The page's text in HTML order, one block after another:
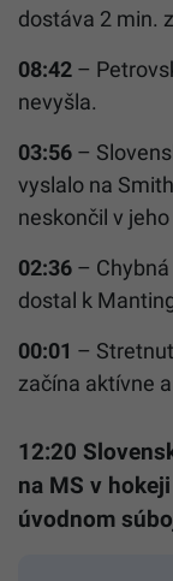
dostáva 2 min.
08:42 –
nevyšla.
03:56 –
vyslalo na
neskončil v
02:36 –
dostal k
00:01 –
začína aktívne
12:20
na MS v
úvodnom